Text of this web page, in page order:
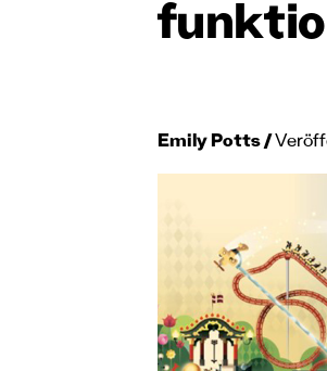
Emily Potts